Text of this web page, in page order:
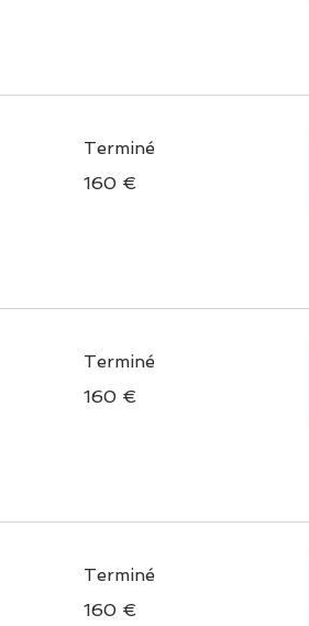
Terminé
euros
160 €
Terminé
euros
160 €
Terminé
euros
160 €